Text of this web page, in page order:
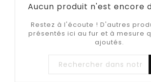
Aucun produit n'est encore
Restez à l'écoute ! D'autres
présentés ici au fur et à mesure
ajoutés.